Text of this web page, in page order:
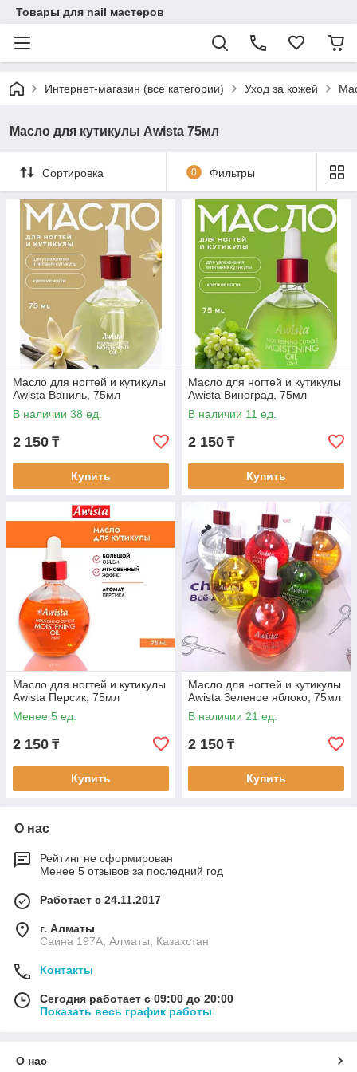
Товары для nail мастеров
Интернет-магазин (все категории) Уход за кожей
Масло для кутикулы Awista 75мл
Сортировка 0 Фильтры
Масло для ногтей и кутикулы
Awista Ваниль, 75мл
В наличии 38 ед.
2 150 ₸
Купить
Масло для ногтей и кутикулы
Awista Виноград, 75мл
В наличии 11 ед.
2 150 ₸
Купить
Масло для ногтей и кутикулы
Awista Персик, 75мл
Менее 5 ед.
2 150 ₸
Купить
Масло для ногтей и кутикулы
Awista Зеленое яблоко, 75мл
В наличии 21 ед.
2 150 ₸
Купить
О нас
Рейтинг не сформирован
Менее 5 отзывов за последний год
Работает с 24.11.2017
г. Алматы
Саина 197А, Алматы, Казахстан
Контакты
Сегодня работает с 09:00 до 20:00
Показать весь график работы
О нас